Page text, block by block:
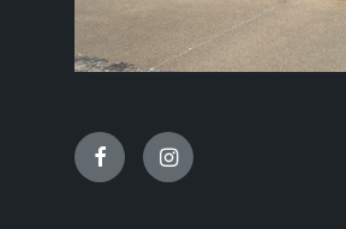
FacebookInstagram